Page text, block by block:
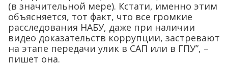
(в значительной мере). Кстати, именно этим
объясняется, тот факт, что все громкие
расследования НАБУ, даже при наличии
видео доказательств коррупции, застревают
на этапе передачи улик в САП или в ГПУ”, –
пишет она.